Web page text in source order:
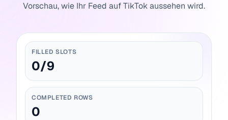
Vorschau, wie Ihr Feed auf TikTok aussehen wird.
FILLED SLOTS
0/9
COMPLETED ROWS
0